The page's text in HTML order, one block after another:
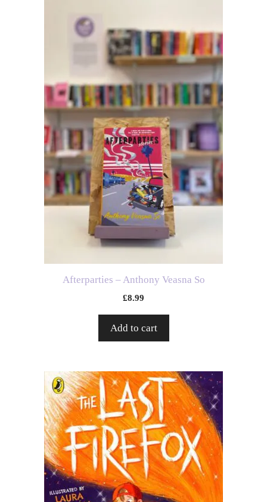
Afterparties – Anthony Veasna So
£8.99
Add to cart